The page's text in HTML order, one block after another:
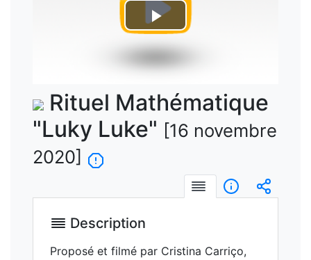
Lire
la
vidéo
Rituel Mathématique
"Luky Luke" [16 novembre
2020]
DescriptionInformations
Description
Proposé et filmé par Cristina Carriço,